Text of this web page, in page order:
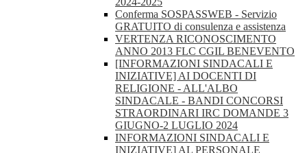
Conferma SOSPASSWEB - Servizio
GRATUITO di consulenza e assistenza
VERTENZA RICONOSCIMENTO
ANNO 2013 FLC CGIL BENEVENTO
[INFORMAZIONI SINDACALI E
INIZIATIVE] AI DOCENTI DI
RELIGIONE - ALL'ALBO
SINDACALE - BANDI CONCORSI
STRAORDINARI IRC DOMANDE 3
GIUGNO-2 LUGLIO 2024
INFORMAZIONI SINDACALI E
INIZIATIVE] AL PERSONALE